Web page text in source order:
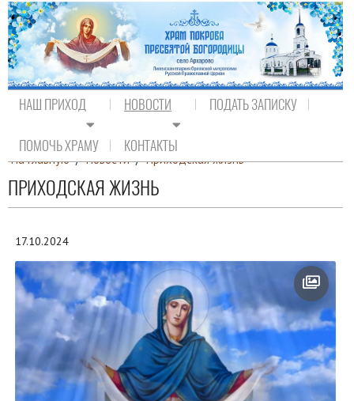
НАШ ПРИХОД НОВОСТИ ПОДАТЬ ЗАПИСКУ
ПОМОЧЬ ХРАМУ КОНТАКТЫ
На главную / Новости / Приходская жизнь
ПРИХОДСКАЯ ЖИЗНЬ
17.10.2024